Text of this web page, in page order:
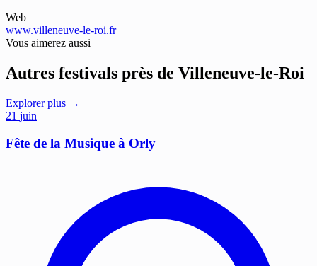
Web
www.villeneuve-le-roi.fr
Vous aimerez aussi
Autres festivals près de Villeneuve-le-Roi
Explorer plus →
21 juin
Fête de la Musique à Orly